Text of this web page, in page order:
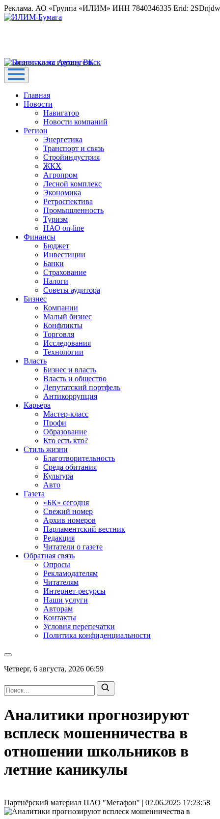
Реклама. АО «Группа «ИЛИМ» ИНН 7840346335 Erid:
Главная
Новости
Навигатор
Новости компаний
Регион
Энергетика
Транспорт и связь
Стройиндустрия
ЖКХ
Агропром
Лесной комплекс
Экономика
Ретроспектива
Промышленность
Туризм
НАО on-line
Финансы
Бюджет
Инвестиции
Банки
Страхование
Налоги
Советы аудитора
Бизнес
Компании
Малый бизнес
Конфликты
Торговля
Исследования
Технологии
Власть
Бизнес и власть
Власть и общество
Депутатский портфель
Антикоррупция
Карьера
Мастер-класс
Профи
Образование
Кто есть кто?
Стиль жизни
Благотворительность
Среда обитания
Культура
Авто
Газета
«БК» сегодня
Свежий номер
Архив номеров
Парламентский вестник
Редакция
Читатели о газете
Обратная связь
Опросы
Рекламодателям
Читателям
Интернет-ресурсы
Наши услуги
Авторам
Контакты
Условия перепечатки
Политика конфиденциальности
Четверг, 6 августа, 2026 06:59
Аналитики прогнозируют
всплеск мошенничества в
отношении школьников в
летние каникулы
Партнёрский материал ПАО "Мегафон" | 02.06.2025 17:23:58